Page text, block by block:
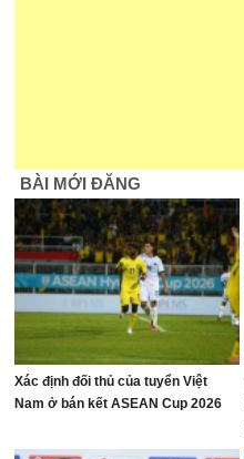
BÀI MỚI ĐĂNG
Xác định đối thủ của tuyển Việt
Nam ở bán kết ASEAN Cup 2026